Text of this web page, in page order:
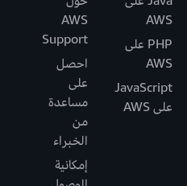
AWS
PHP على
AWS
JavaScript
على AWS
AWS
Support
احصل
على
مساعدة
من
الخبراء
إمكانية